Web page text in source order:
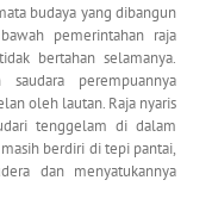
budaya yang dibangun
pemerintahan raja
bertahan selamanya.
perempuannya
oleh lautan. Raja nyaris
tenggelam di dalam
berdiri di tepi pantai,
dan menyatukannya